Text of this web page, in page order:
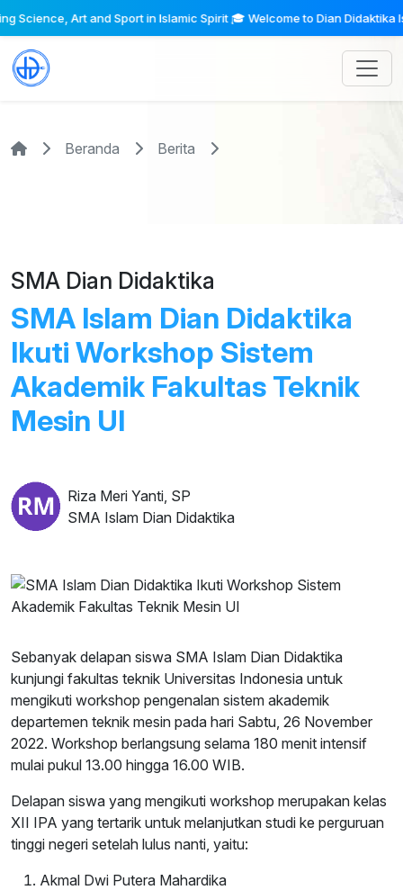
Art and Sport in Islamic Spirit 🎓 Welcome to Dian Didaktika
Beranda Berita
SMA Dian Didaktika
SMA Islam Dian Didaktika
Ikuti Workshop Sistem
Akademik Fakultas Teknik
Mesin UI
Riza Meri Yanti, SP
SMA Islam Dian Didaktika
Sebanyak delapan siswa SMA Islam Dian Didaktika
kunjungi fakultas teknik Universitas Indonesia untuk
mengikuti workshop pengenalan sistem akademik
departemen teknik mesin pada hari Sabtu, 26 November
2022. Workshop berlangsung selama 180 menit intensif
mulai pukul 13.00 hingga 16.00 WIB.
Delapan siswa yang mengikuti workshop merupakan kelas
XII IPA yang tertarik untuk melanjutkan studi ke perguruan
tinggi negeri setelah lulus nanti, yaitu:
Akmal Dwi Putera Mahardika